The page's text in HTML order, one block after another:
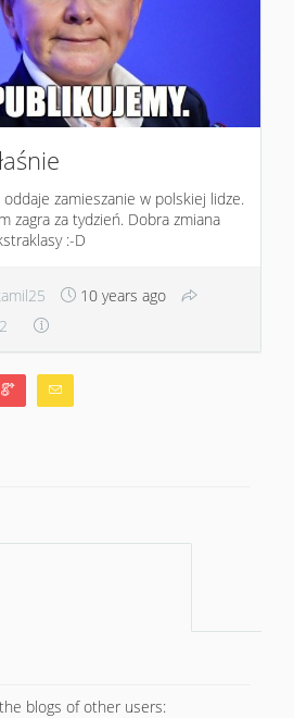
zamieszanie w polskiej lidze.
zagra za tydzień. Dobra zmiana
:-D
10 years ago
2
blogs of other users: